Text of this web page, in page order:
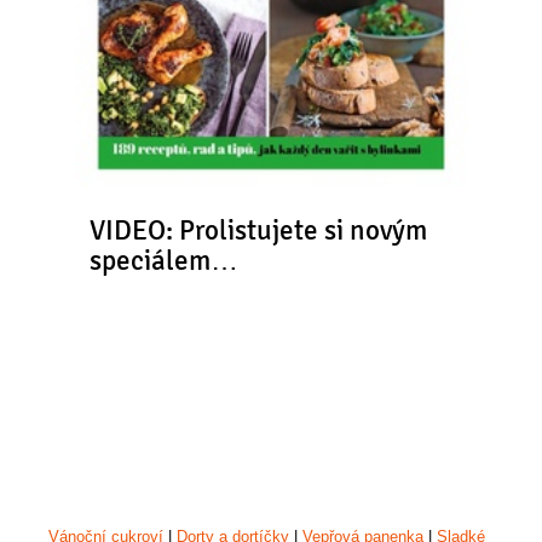
VIDEO: Prolistujete si novým
speciálem…
Vánoční cukroví Dorty a dortíčky Vepřová panenka| Sladké